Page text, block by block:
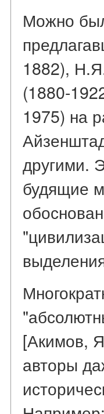
Можно
1882),
(1880-
1975) на
другими.
будящие
[Акимов,
авторы